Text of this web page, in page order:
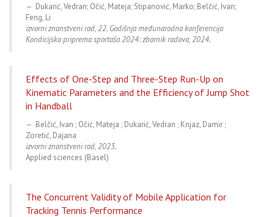
Dukarić, Vedran; Očić, Mateja; Stipanović, Marko; Belčić, Ivan;
Feng, Li
izvorni znanstveni rad, 22. Godišnja međunarodna konferencija
Kondicijska priprema sportaša 2024: zbornik radova, 2024.
Effects of One-Step and Three-Step Run-Up on
Kinematic Parameters and the Efficiency of Jump Shot
in Handball
Belčić, Ivan ; Očić, Mateja ; Dukarić, Vedran ; Knjaz, Damir ;
Zoretić, Dajana
izvorni znanstveni rad, 2023.
Applied sciences (Basel)
The Concurrent Validity of Mobile Application for
Tracking Tennis Performance